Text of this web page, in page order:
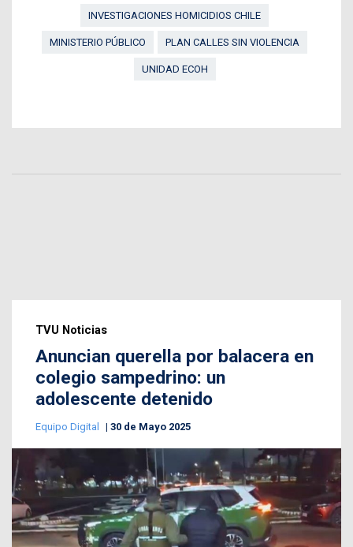
INVESTIGACIONES HOMICIDIOS CHILE
MINISTERIO PÚBLICO PLAN CALLES SIN VIOLENCIA
UNIDAD ECOH
TVU Noticias
Anuncian querella por balacera en
colegio sampedrino: un
adolescente detenido
Equipo Digital 30 de Mayo 2025